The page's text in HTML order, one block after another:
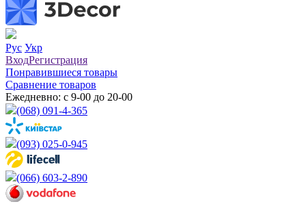
Рус Укр
ВходРегистрация
Понравившиеся товары
Сравнение товаров
Ежедневно: с 9-00 до 20-00
(068) 091-4-365
(093) 025-0-945
(066) 603-2-890